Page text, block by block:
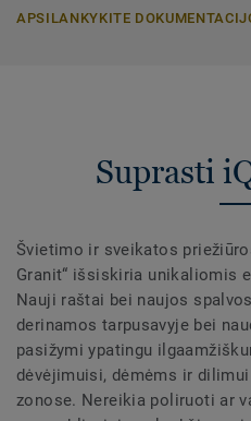
APSILANKYKITE
Suprasti
Švietimo ir sveikatos
Granit“ išsiskiria unikaliomis
Nauji raštai bei naujos
derinamos tarpusavyje bei
pasižymi ypatingu
dėvėjimuisi, dėmėms ir
zonose. Nereikia poliruoti ar